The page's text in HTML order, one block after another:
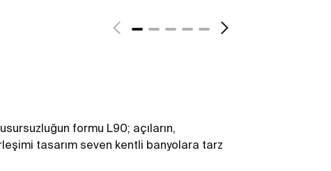
formu L90; açıların,
tasarım seven kentli banyolara tarz